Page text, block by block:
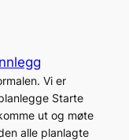
Vi er
Starte
ut og møte
alle planlagte